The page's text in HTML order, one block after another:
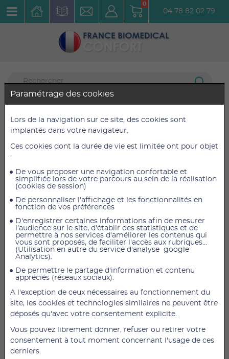
0
04 78 82 02 79
Bien Bouger
Pilates
81 articles listés
Push through bar pour Springboard
598,80 €
Push through bar pour Springboard La Push
possibilités d'exercices en se rapprochant des
fonctionnalités de la Table Trapeze. Les attaches de
la Push through bar s'installent rapidement et
Paramétrage des cookies
Lors de la navigation sur ce site, des cookies sont
implantés dans votre navigateur.
Ces cookies dont la durée de vie est limitée ont pour objet
:
De vous proposer une navigation confortable et
simplifiée lors de votre parcours au sein de la réalisation
(cookies de session)
De personnaliser l'affichage et les fonctionnalités en
fonction de vos préférences
D'enregistrer certaines informations afin de mesurer
l'audience sur le site, d'établir des statistiques et de
permettre à nos services d'améliorer les contenus qui
vous sont proposés, de faciliter l'accès aux rubriques...
(Utilisation en autre du service d'analyse google
Analytics).
De permettre le partage d'information et contenu
appréciés (réseaux sociaux).
A l'exception de ceux nécessaires au fonctionnement du
site, les cookies et technologies similaires ne peuvent être
déposés qu'avec votre consentement explicite.
Vous pouvez librement donner, refuser ou retirer votre
consentement à tout moment concernant l'usage de ces
derniers.